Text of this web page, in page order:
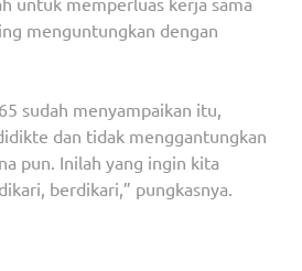
menguntungkan dengan
sudah menyampaikan itu,
dan tidak menggantungkan
pun. Inilah yang ingin kita
berdikari,” pungkasnya.